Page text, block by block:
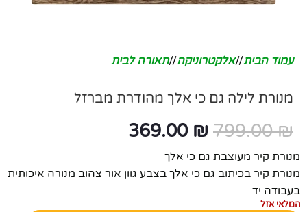
עמוד הבית/ אלקטרוניקה/ תאורה לבית
מנורת לילה גם כי אלך מהודרת מברזל
799.00₪
369.00 ₪
מנורת קיר מעוצבת גם כי אלך
מנורת קיר בכיתוב גם כי אלך בצבע גוון אור צהוב מנורה איכותית
בעבודה יד
המלאי אזל